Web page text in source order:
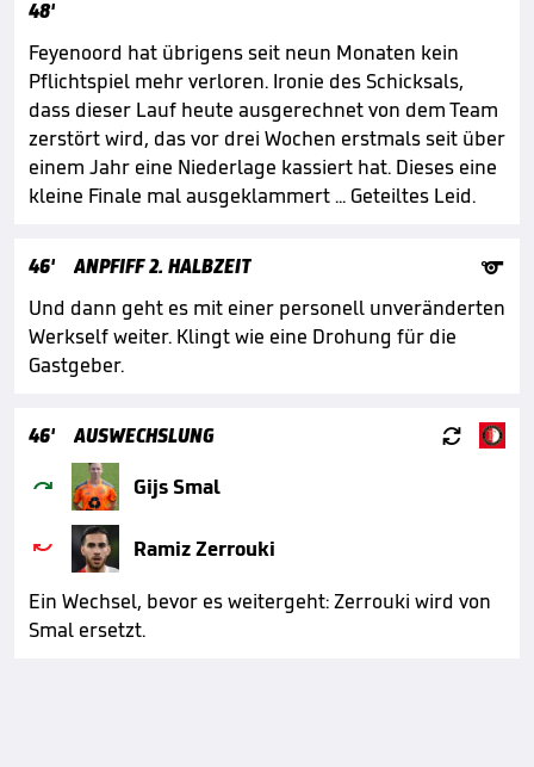
48'
Feyenoord hat übrigens seit neun Monaten kein
Pflichtspiel mehr verloren. Ironie des Schicksals,
dass dieser Lauf heute ausgerechnet von dem Team
zerstört wird, das vor drei Wochen erstmals seit über
einem Jahr eine Niederlage kassiert hat. Dieses eine
kleine Finale mal ausgeklammert ... Geteiltes Leid.
46' ANPFIFF 2. HALBZEIT

Und dann geht es mit einer personell unveränderten
Werkself weiter. Klingt wie eine Drohung für die
Gastgeber.
46' AUSWECHSLUNG 
 Gijs Smal

Ramiz Zerrouki
Ein Wechsel, bevor es weitergeht: Zerrouki wird von
Smal ersetzt.